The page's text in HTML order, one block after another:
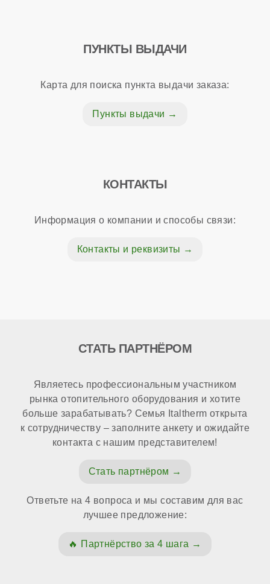
ПУНКТЫ ВЫДАЧИ
Карта для поиска пункта выдачи заказа:
Пункты выдачи
КОНТАКТЫ
Информация о компании и способы связи:
Контакты и реквизиты
СТАТЬ ПАРТНЁРОМ
Являетесь профессиональным участником
рынка отопительного оборудования и хотите
больше зарабатывать? Семья Italtherm открыта
к сотрудничеству – заполните анкету и ожидайте
контакта с нашим представителем!
Стать партнёром
Ответьте на 4 вопроса и мы составим для вас
лучшее предложение:
Партнёрство за 4 шага